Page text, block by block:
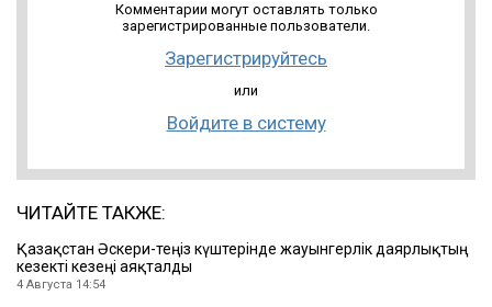
Комментарии могут оставлять только
зарегистрированные пользователи.
Зарегистрируйтесь
или
Войдите в систему
ЧИТАЙТЕ ТАКЖЕ:
Қазақстан Әскери-теңіз күштерінде жауынгерлік даярлықтың
кезекті кезеңі аяқталды
4 Августа 14:54